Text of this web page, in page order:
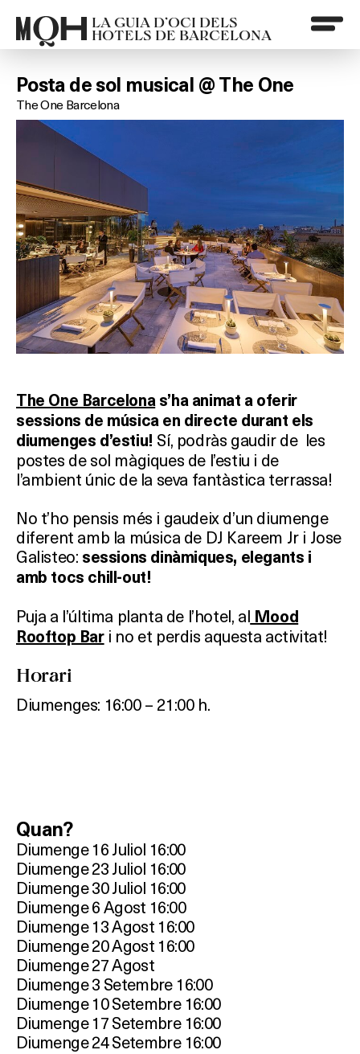
LA GUIA D’OCI DELS
HOTELS DE BARCELONA
Posta de sol musical @ The One
The One Barcelona
The One Barcelonas’ha animat a oferir
sessions de música en directe durant els
diumenges d’estiu! Sí, podràs gaudir de les
postes de sol màgiques de l’estiu i de
l’ambient únic de la seva fantàstica terrassa!
No t’ho pensis més i gaudeix d’un diumenge
diferent amb la música de DJ Kareem Jr i Jose
Galisteo: sessions dinàmiques, elegants i
amb tocs chill-out!
Puja a l’última planta de l’hotel, al Mood
Rooftop Bar i no et perdis aquesta activitat!
Horari
Diumenges: 16:00 – 21:00 h.
Quan?
Diumenge 16 Juliol 16:00
Diumenge 23 Juliol 16:00
Diumenge 30 Juliol 16:00
Diumenge 6 Agost 16:00
Diumenge 13 Agost 16:00
Diumenge 20 Agost 16:00
Diumenge 27 Agost
Diumenge 3 Setembre 16:00
Diumenge 10 Setembre 16:00
Diumenge 17 Setembre 16:00
Diumenge 24 Setembre 16:00